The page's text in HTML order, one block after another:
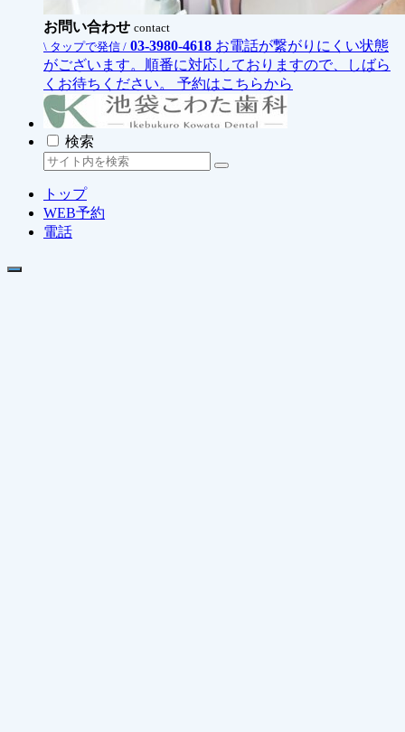
お問い合わせ contact
\ タップで発信 / 03-3980-4618 お電話が繋がりにくい状態
がございます。順番に対応しておりますので、しばら
くお待ちください。
予約はこちらから
検索
トップ
WEB予約
電話